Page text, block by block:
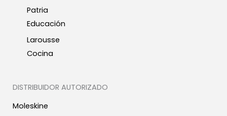
Patria
Educación
Larousse
Cocina
DISTRIBUIDOR AUTORIZADO
Moleskine